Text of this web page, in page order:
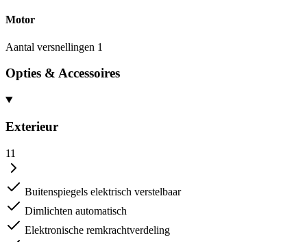
Motor
Aantal versnellingen 1
Opties & Accessoires
Exterieur
11
Buitenspiegels elektrisch verstelbaar
Dimlichten automatisch
Elektronische remkrachtverdeling